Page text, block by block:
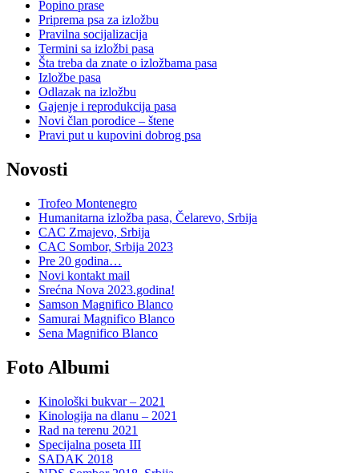
Popino prase
Priprema psa za izložbu
Pravilna socijalizacija
Termini sa izložbi pasa
Šta treba da znate o izložbama pasa
Izložbe pasa
Odlazak na izložbu
Gajenje i reprodukcija pasa
Novi član porodice – štene
Pravi put u kupovini dobrog psa
Novosti
Trofeo Montenegro
Humanitarna izložba pasa, Čelarevo, Srbija
CAC Zmajevo, Srbija
CAC Sombor, Srbija 2023
Pre 20 godina…
Novi kontakt mail
Srećna Nova 2023.godina!
Samson Magnifico Blanco
Samurai Magnifico Blanco
Sena Magnifico Blanco
Foto Albumi
Kinološki bukvar – 2021
Kinologija na dlanu – 2021
Rad na terenu 2021
Specijalna poseta III
SADAK 2018